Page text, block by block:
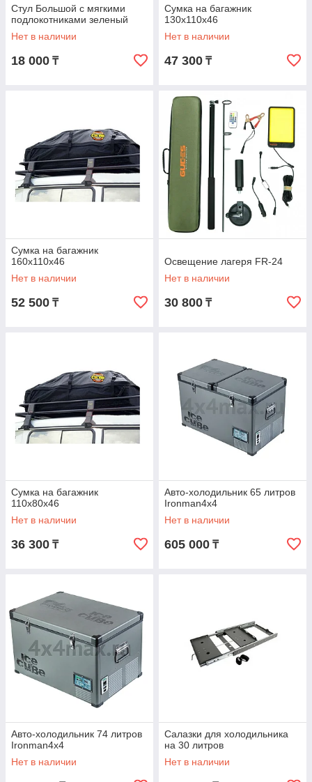
Стул Большой с мягкими
подлокотниками зеленый
Нет в наличии
18 000 ₸
Сумка на багажник
130x110x46
Нет в наличии
47 300 ₸
Сумка на багажник
160x110x46
Нет в наличии
52 500 ₸
Освещение лагеря FR-24
Нет в наличии
30 800 ₸
Сумка на багажник
110x80x46
Нет в наличии
36 300 ₸
Авто-холодильник 65 литров
Ironman4x4
Нет в наличии
605 000 ₸
Авто-холодильник 74 литров
Ironman4x4
Нет в наличии
Салазки для холодильника
на 30 литров
Нет в наличии